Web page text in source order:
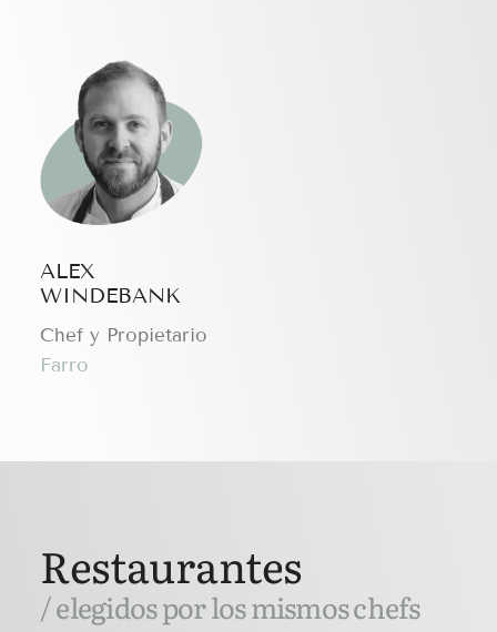
ALEX
WINDEBANK
Chef y Propietario
Farro
Restaurantes
/ elegidos por los mismos chefs